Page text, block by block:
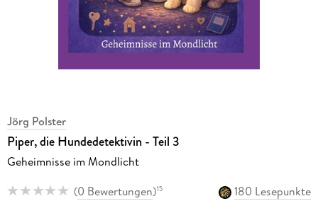
Jörg Polster
Piper, die Hundedetektivin - Teil 3
Geheimnisse im Mondlicht
(0 Bewertungen)15
180 Lesepunkte